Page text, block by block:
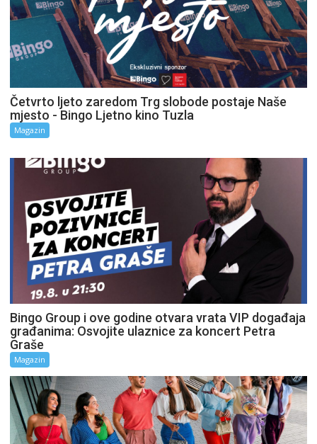
Četvrto ljeto zaredom Trg slobode postaje Naše
mjesto - Bingo Ljetno kino Tuzla
Magazin
Bingo Group i ove godine otvara vrata VIP događaja
građanima: Osvojite ulaznice za koncert Petra
Graše
Magazin